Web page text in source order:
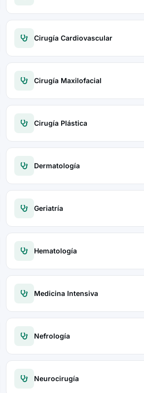
Cirugía Cardiovascular
Cirugía Maxilofacial
Cirugía Plástica
Dermatología
Geriatría
Hematología
Medicina Intensiva
Nefrología
Neurocirugía